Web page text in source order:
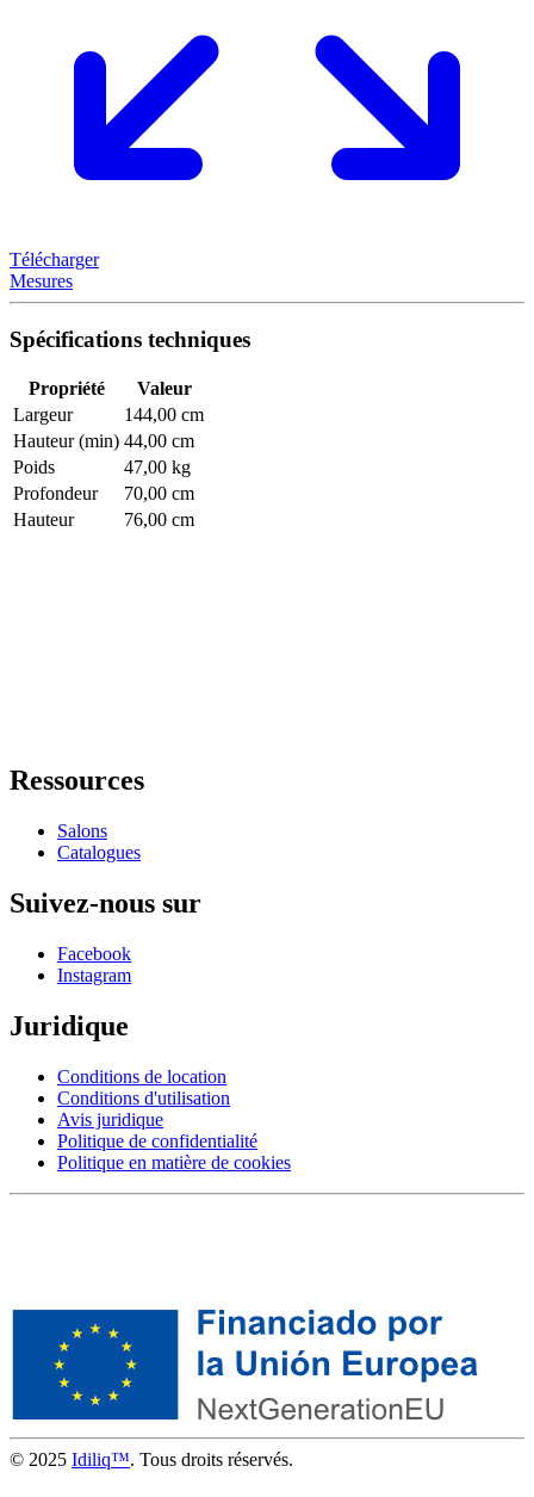
Télécharger
Mesures
Spécifications techniques
Propriété
Valeur
Largeur
144,00 cm
Hauteur (min) 44,00 cm
Poids
47,00 kg
Profondeur
70,00 cm
Hauteur
76,00 cm
Ressources
Salons
Catalogues
Suivez-nous sur
Facebook
Instagram
Juridique
Conditions de location
Conditions d'utilisation
Avis juridique
Politique de confidentialité
Politique en matière de cookies
© 2025 Idiliq™. Tous droits réservés.